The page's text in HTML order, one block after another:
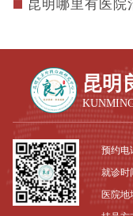
昆明哪里有医院
昆明
预约电
就诊时
医院